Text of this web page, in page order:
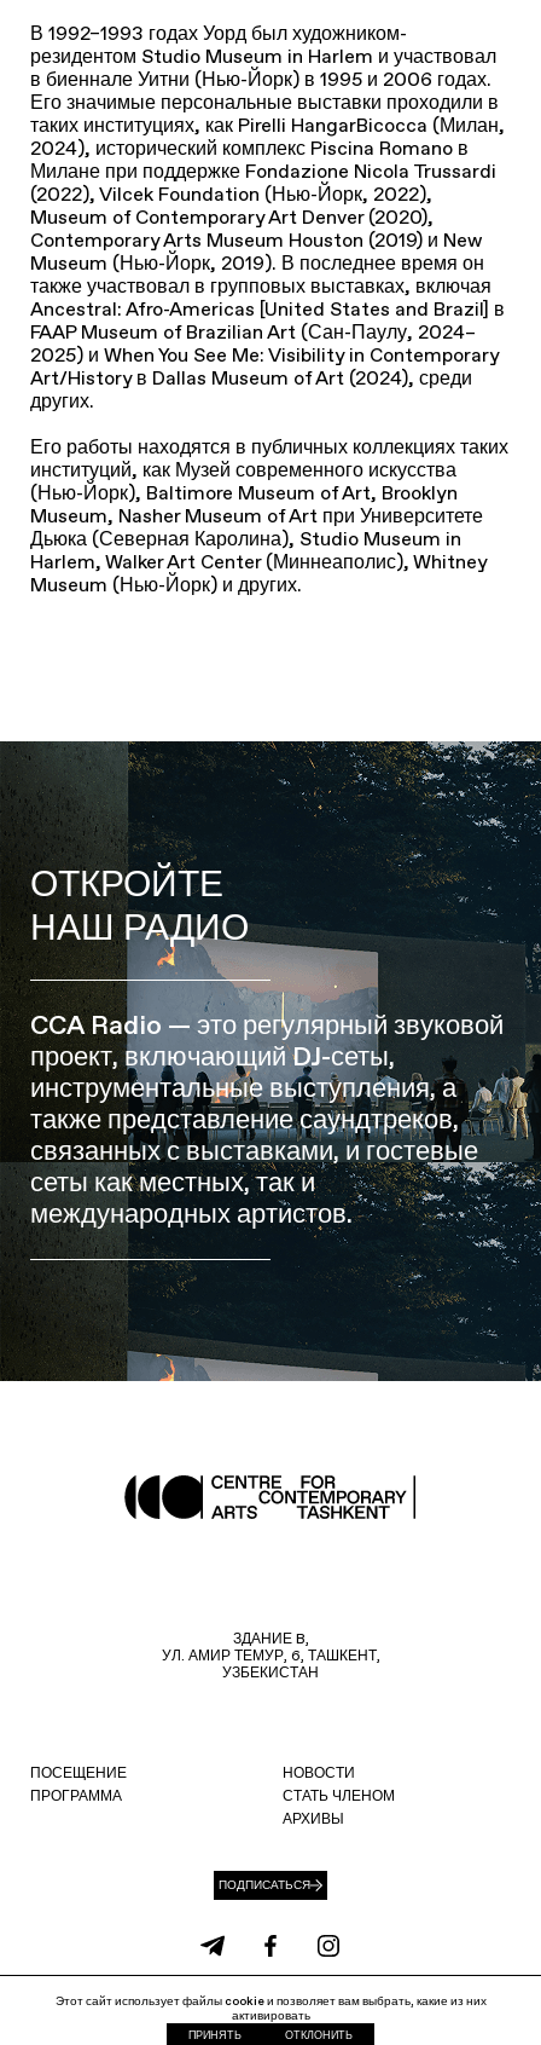
В 1992–1993 годах Уорд был художником-
резидентом Studio Museum in Harlem и участвовал
в биеннале Уитни (Нью-Йорк) в 1995 и 2006 годах.
Его значимые персональные выставки проходили в
таких институциях, как Pirelli HangarBicocca (Милан,
2024), исторический комплекс Piscina Romano в
Милане при поддержке Fondazione Nicola Trussardi
(2022), Vilcek Foundation (Нью-Йорк, 2022),
Museum of Contemporary Art Denver (2020),
Contemporary Arts Museum Houston (2019) и New
Museum (Нью-Йорк, 2019). В последнее время он
также участвовал в групповых выставках, включая
Ancestral: Afro-Americas [United States and Brazil] в
FAAP Museum of Brazilian Art (Сан-Паулу, 2024–
2025) и When You See Me: Visibility in Contemporary
Art/History в Dallas Museum of Art (2024), среди
других.
Его работы находятся в публичных коллекциях таких
институций, как Музей современного искусства
(Нью-Йорк), Baltimore Museum of Art, Brooklyn
Museum, Nasher Museum of Art при Университете
Дьюка (Северная Каролина), Studio Museum in
Harlem, Walker Art Center (Миннеаполис), Whitney
Museum (Нью-Йорк) и других.
ОТКРОЙТЕ
НАШ РАДИО
CCA Radio — это регулярный звуковой
проект, включающий DJ-сеты,
инструментальные выступления, а
также представление саундтреков,
связанных с выставками, и гостевые
сеты как местных, так и
международных артистов.
ЗДАНИЕ B,
УЛ. АМИР ТЕМУР, 6, ТАШКЕНТ,
УЗБЕКИСТАН
ПОСЕЩЕНИЕ
ПРОГРАММА
НОВОСТИ
СТАТЬ ЧЛЕНОМ
АРХИВЫ
ПОДПИСАТЬСЯ
Политика файлов cookie Политика конфиденциальности
info@ccat.uz +99871 207 40 80
Этот сайт использует файлы cookie и позволяет вам выбрать, какие из них
активировать
ПРИНЯТЬ ОТКЛОНИТЬ